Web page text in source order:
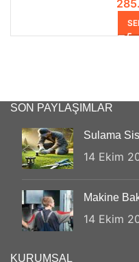
SON PAYLAŞIMLAR
Sulama
14 Ekim
Makine
14 Ekim
KURUMSAL